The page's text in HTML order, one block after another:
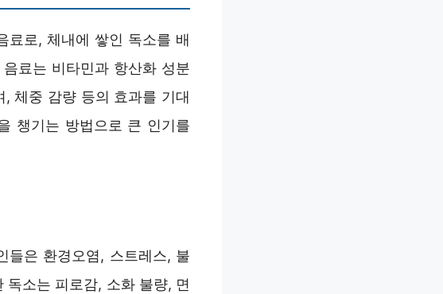
료로, 체내에 쌓인 독소를 배
료는 비타민과 항산화 성분
체중 감량 등의 효과를 기대
챙기는 방법으로 큰 인기를
들은 환경오염, 스트레스, 불
소는 피로감, 소화 불량, 면